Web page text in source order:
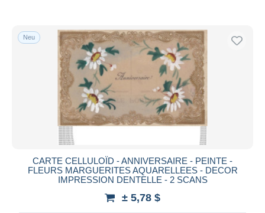
Neu
CARTE CELLULOÏD - ANNIVERSAIRE - PEINTE -
FLEURS MARGUERITES AQUARELLEES - DECOR
IMPRESSION DENTELLE - 2 SCANS
± 5,78 $